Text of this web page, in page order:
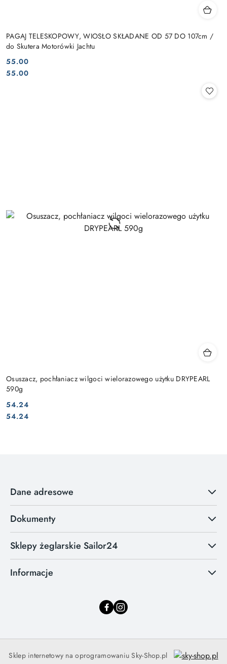
PAGAJ TELESKOPOWY, WIOSŁO SKŁADANE OD 57 DO 107cm /
do Skutera Motorówki Jachtu
Cena:
55.00
Cena:
55.00
Osuszacz, pochłaniacz wilgoci wielorazowego użytku DRYPEARL
590g
Cena:
54.24
Cena:
54.24
Dane adresowe
Dokumenty
Sklepy żeglarskie Sailor24
Informacje
Sklep internetowy na oprogramowaniu Sky-Shop.pl